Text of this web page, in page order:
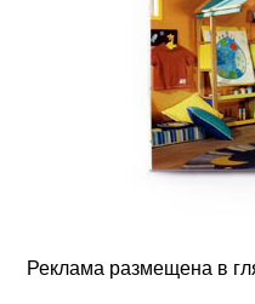
Реклама размещена в